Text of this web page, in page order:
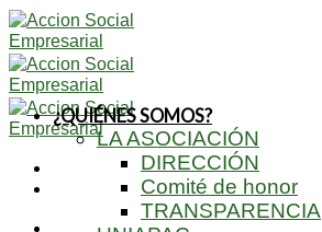
Skip
to
content
¿QUIÉNES SOMOS?
LA ASOCIACIÓN
DIRECCIÓN
Comité de honor
TRANSPARENCIA